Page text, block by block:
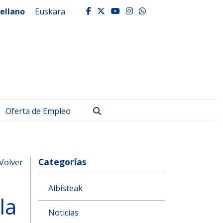
Euskara facebook
twitter
youtube
instagram
whatsapp
Oferta de Empleo
Categorías
Albisteak
Noticias